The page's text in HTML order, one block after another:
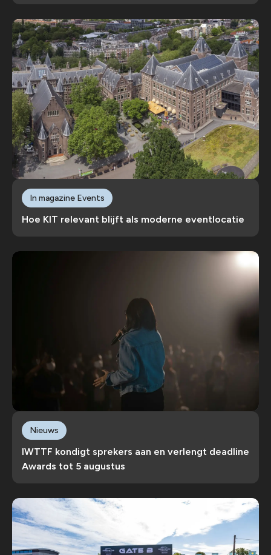
Hoe KIT relevant blijft als moderne eventlocatie
In magazine Events
IWTTF kondigt sprekers aan en verlengt deadline
Awards tot 5 augustus
Nieuws